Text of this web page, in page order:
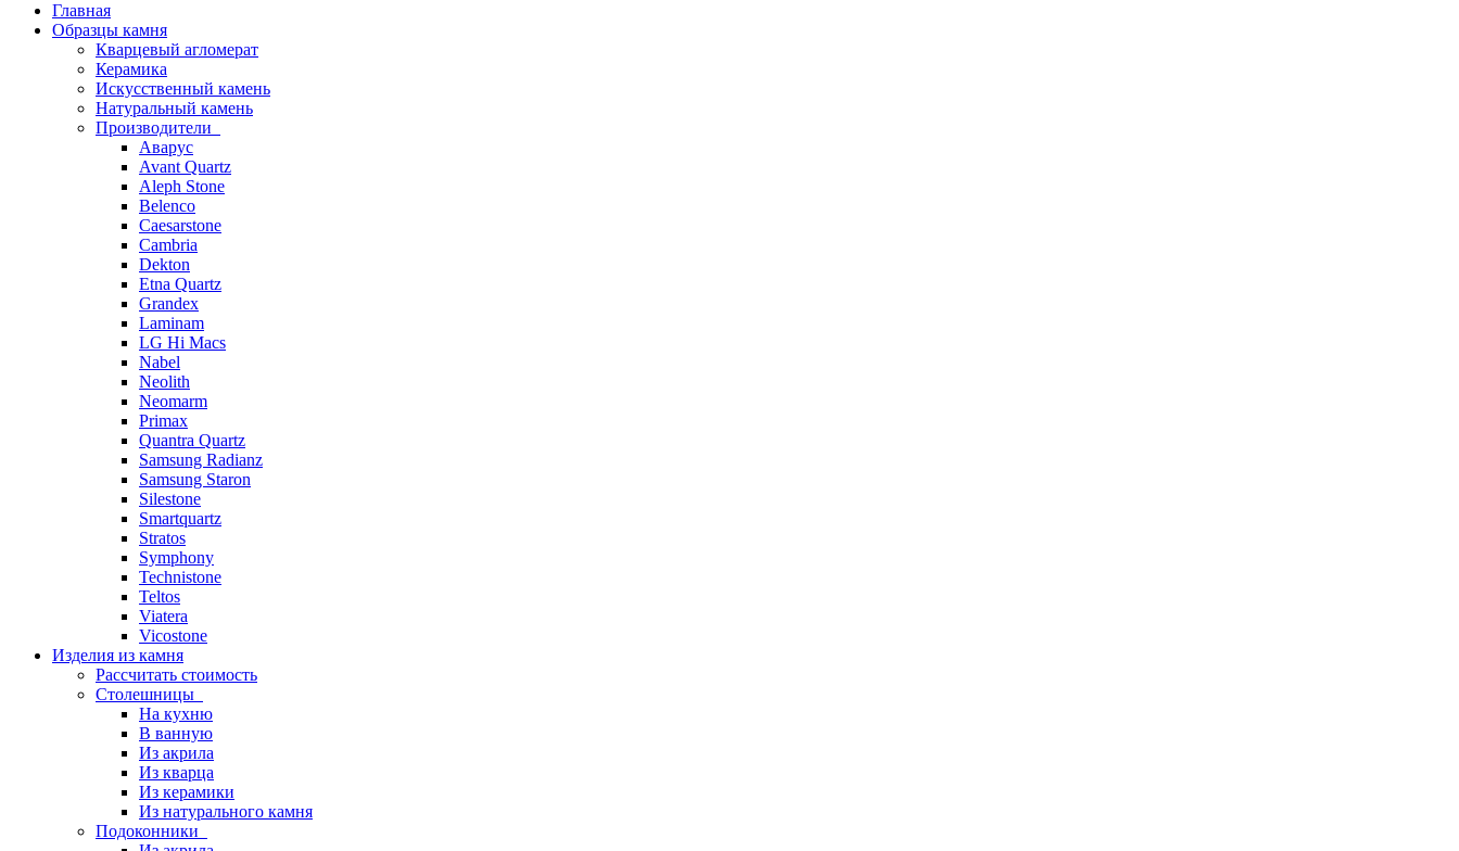
Главная
Образцы камня
Кварцевый агломерат
Керамика
Искусственный камень
Натуральный камень
Производители
Аварус
Avant Quartz
Aleph Stone
Belenco
Caesarstone
Cambria
Dekton
Etna Quartz
Grandex
Laminam
LG Hi Macs
Nabel
Neolith
Neomarm
Primax
Quantra Quartz
Samsung Radianz
Samsung Staron
Silestone
Smartquartz
Stratos
Symphony
Technistone
Teltos
Viatera
Vicostone
Изделия из камня
Рассчитать стоимость
Столешницы
На кухню
В ванную
Из акрила
Из кварца
Из керамики
Из натурального камня
Подоконники